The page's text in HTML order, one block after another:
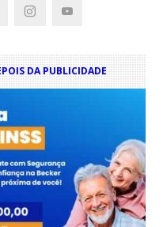
DA PUBLICIDADE